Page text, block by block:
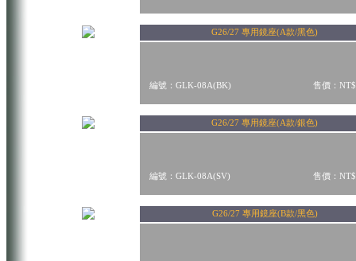
G26/27 專用鏡座(A款/黑色)
編號：GLK-08A(BK) 售價：
G26/27 專用鏡座(A款/銀色)
編號：GLK-08A(SV) 售價：
G26/27 專用鏡座(B款/黑色)